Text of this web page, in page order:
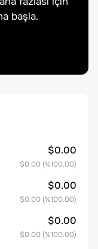
başla.
$0.00
$0.00 (%100.00)
$0.00
$0.00 (%100.00)
$0.00
$0.00 (%100.00)